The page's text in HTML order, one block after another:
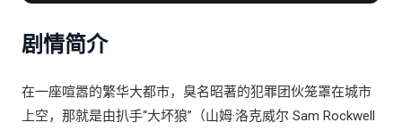
剧情简介
在一座喧嚣的繁华大都市，臭名昭著的犯罪团伙笼罩在城市
上空，那就是由扒手“大坏狼”（山姆·洛克威尔 Sam Rockwell